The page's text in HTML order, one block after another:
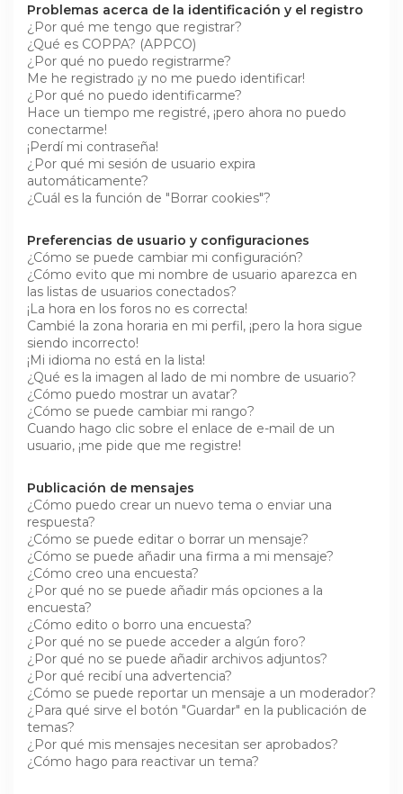
Problemas acerca de la identificación y el registro
¿Por qué me tengo que registrar?
¿Qué es COPPA? (APPCO)
¿Por qué no puedo registrarme?
Me he registrado ¡y no me puedo identificar!
¿Por qué no puedo identificarme?
Hace un tiempo me registré, ¡pero ahora no puedo
conectarme!
¡Perdí mi contraseña!
¿Por qué mi sesión de usuario expira
automáticamente?
¿Cuál es la función de "Borrar cookies"?
Preferencias de usuario y configuraciones
¿Cómo se puede cambiar mi configuración?
¿Cómo evito que mi nombre de usuario aparezca en
las listas de usuarios conectados?
¡La hora en los foros no es correcta!
Cambié la zona horaria en mi perfil, ¡pero la hora sigue
siendo incorrecto!
¡Mi idioma no está en la lista!
¿Qué es la imagen al lado de mi nombre de usuario?
¿Cómo puedo mostrar un avatar?
¿Cómo se puede cambiar mi rango?
Cuando hago clic sobre el enlace de e-mail de un
usuario, ¡me pide que me registre!
Publicación de mensajes
¿Cómo puedo crear un nuevo tema o enviar una
respuesta?
¿Cómo se puede editar o borrar un mensaje?
¿Cómo se puede añadir una firma a mi mensaje?
¿Cómo creo una encuesta?
¿Por qué no se puede añadir más opciones a la
encuesta?
¿Cómo edito o borro una encuesta?
¿Por qué no se puede acceder a algún foro?
¿Por qué no se puede añadir archivos adjuntos?
¿Por qué recibí una advertencia?
¿Cómo se puede reportar un mensaje a un moderador?
¿Para qué sirve el botón "Guardar" en la publicación de
temas?
¿Por qué mis mensajes necesitan ser aprobados?
¿Cómo hago para reactivar un tema?